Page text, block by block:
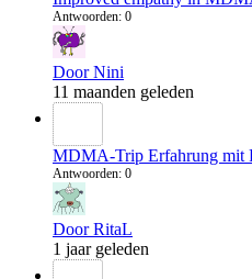
Antwoorden: 0
Door Nini
11 maanden geleden
MDMA-Trip Erfahrung mit
Antwoorden: 0
Door RitaL
1 jaar geleden